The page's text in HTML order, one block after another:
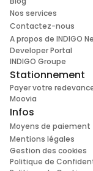
Nos services
Contactez-nous
A propos de INDIGO
Developer Portal
INDIGO Groupe
Stationnement
Payer votre
Moovia
Infos
Moyens de paiement
Mentions légales
Gestion des cookies
Politique de